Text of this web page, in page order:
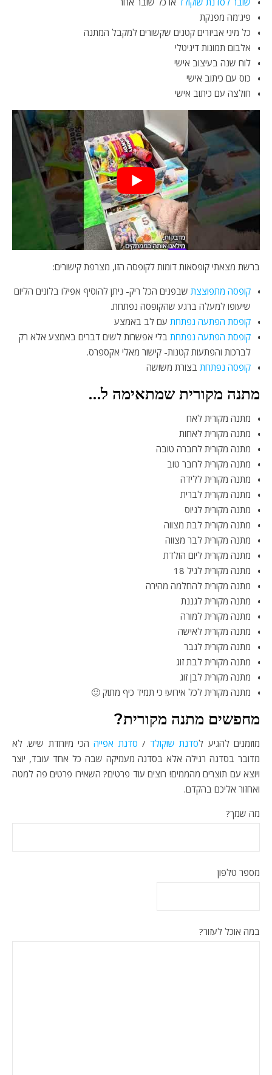
פיג'מה מפנקת
כל מיני אביזרים קטנים שקשורים למקבל המתנה
אלבום תמונות דיגיטלי
לוח שנה בעיצוב אישי
כוס עם כיתוב אישי
חולצה עם כיתוב אישי
ברשת מצאתי קופסאות דומות לקופסה הזו, מצרפת קישורים:
קופסה מתפוצצת שבפנים הכל ריק- ניתן להוסיף אפילו בלונים הליום
שיעופו למעלה ברגע שהקופסה נפתחת.
קופסת הפתעה נפתחת עם לב באמצע
קופסת הפתעה נפתחת בלי אפשרות לשים דברים באמצע אלא רק
לברכות והפתעות קטנות- קישור מאלי אקספרס.
קופסה נפתחת בצורת משושה
מתנה מקורית שמתאימה ל…
מתנה מקורית לאח
מתנה מקורית לאחות
מתנה מקורית לחברה טובה
מתנה מקורית לחבר טוב
מתנה מקורית ללידה
מתנה מקורית לברית
מתנה מקורית לגיוס
מתנה מקורית לבת מצווה
מתנה מקורית לבר מצווה
מתנה מקורית ליום הולדת
מתנה מקורית לגיל 18
מתנה מקורית להחלמה מהירה
מתנה מקורית לגננת
מתנה מקורית למורה
מתנה מקורית לאישה
מתנה מקורית לגבר
מתנה מקורית לבת זוג
מתנה מקורית לבן זוג
מתנה מקורית לכל אירוע! כי תמיד כיף מתוק 🙂
מחפשים מתנה מקורית?
מוזמנים להגיע לסדנת שוקולד/ סדנת אפייההכי מיוחדת שיש. לא
מדובר בסדנה רגילה אלא בסדנה מעמיקה שבה כל אחד עובד, יוצר
ויוצא עם תוצרים מהממים! רוצים עוד פרטים? השאירו פרטים פה למטה
ואחזור אליכם בהקדם.
מה שמך?
מספר טלפון
במה אוכל לעזור?